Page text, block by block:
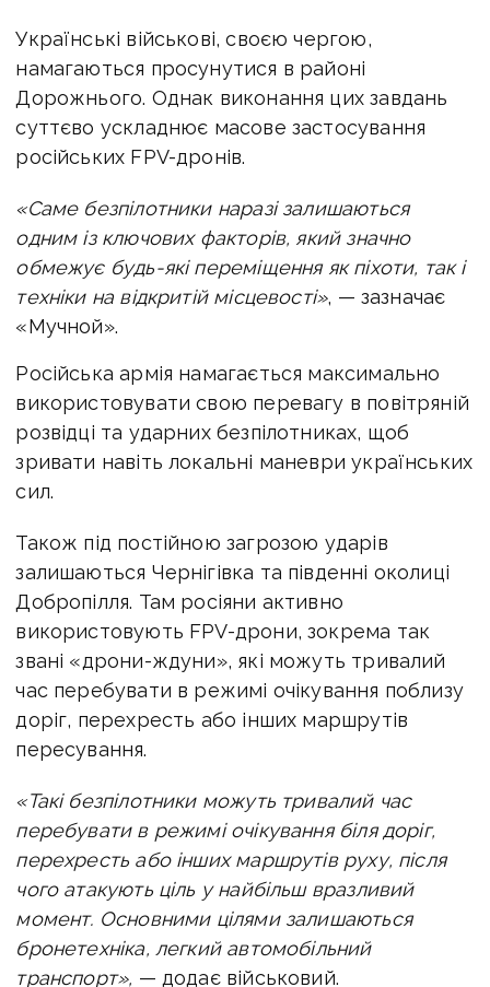
Українські військові, своєю чергою,
намагаються просунутися в районі
Дорожнього. Однак виконання цих завдань
суттєво ускладнює масове застосування
російських FPV-дронів.
«Саме безпілотники наразі залишаються
одним із ключових факторів, який значно
обмежує будь-які переміщення як піхоти, так і
техніки на відкритій місцевості», — зазначає
«Мучной».
Російська армія намагається максимально
використовувати свою перевагу в повітряній
розвідці та ударних безпілотниках, щоб
зривати навіть локальні маневри українських
сил.
Також під постійною загрозою ударів
залишаються Чернігівка та південні околиці
Добропілля. Там росіяни активно
використовують FPV-дрони, зокрема так
звані «дрони-ждуни», які можуть тривалий
час перебувати в режимі очікування поблизу
доріг, перехресть або інших маршрутів
пересування.
«Такі безпілотники можуть тривалий час
перебувати в режимі очікування біля доріг,
перехресть або інших маршрутів руху, після
чого атакують ціль у найбільш вразливий
момент. Основними цілями залишаються
бронетехніка, легкий автомобільний
транспорт», — додає військовий.